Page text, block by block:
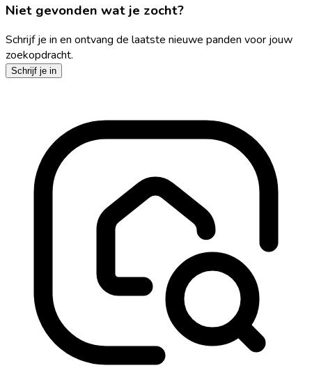
Niet gevonden wat je zocht?
Schrijf je in en ontvang de laatste nieuwe panden voor jouw
zoekopdracht.
Schrijf je in